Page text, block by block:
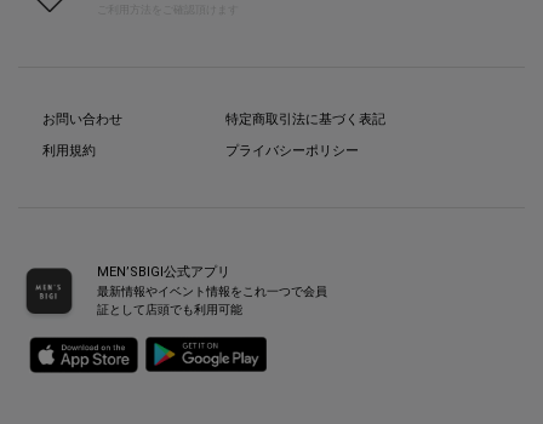
お問い合わせ
利用規約
特定商取引法に基づく表記
プライバシーポリシー
MEN’SBIGI公式アプリ
最新情報やイベント情報をこれ一つで会員
証として店頭でも利用可能